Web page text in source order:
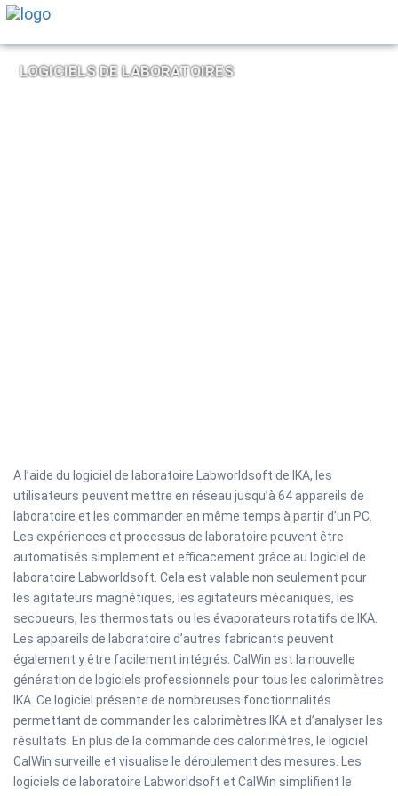
LOGICIELS DE LABORATOIRES
A l’aide du logiciel de laboratoire Labworldsoft de IKA, les
utilisateurs peuvent mettre en réseau jusqu’à 64 appareils de
laboratoire et les commander en même temps à partir d’un PC.
Les expériences et processus de laboratoire peuvent être
automatisés simplement et efficacement grâce au logiciel de
laboratoire Labworldsoft. Cela est valable non seulement pour
les agitateurs magnétiques, les agitateurs mécaniques, les
secoueurs, les thermostats ou les évaporateurs rotatifs de IKA.
Les appareils de laboratoire d’autres fabricants peuvent
également y être facilement intégrés. CalWin est la nouvelle
génération de logiciels professionnels pour tous les calorimètres
IKA. Ce logiciel présente de nombreuses fonctionnalités
permettant de commander les calorimètres IKA et d’analyser les
résultats. En plus de la commande des calorimètres, le logiciel
CalWin surveille et visualise le déroulement des mesures. Les
logiciels de laboratoire Labworldsoft et CalWin simplifient le